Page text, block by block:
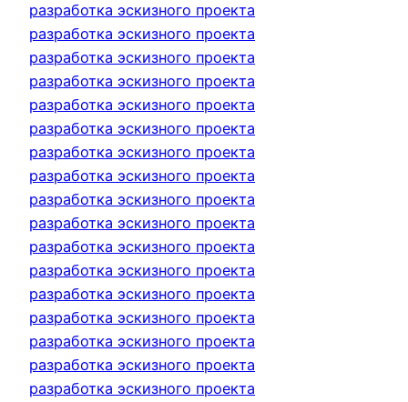
разработка эскизного проекта
разработка эскизного проекта
разработка эскизного проекта
разработка эскизного проекта
разработка эскизного проекта
разработка эскизного проекта
разработка эскизного проекта
разработка эскизного проекта
разработка эскизного проекта
разработка эскизного проекта
разработка эскизного проекта
разработка эскизного проекта
разработка эскизного проекта
разработка эскизного проекта
разработка эскизного проекта
разработка эскизного проекта
разработка эскизного проекта